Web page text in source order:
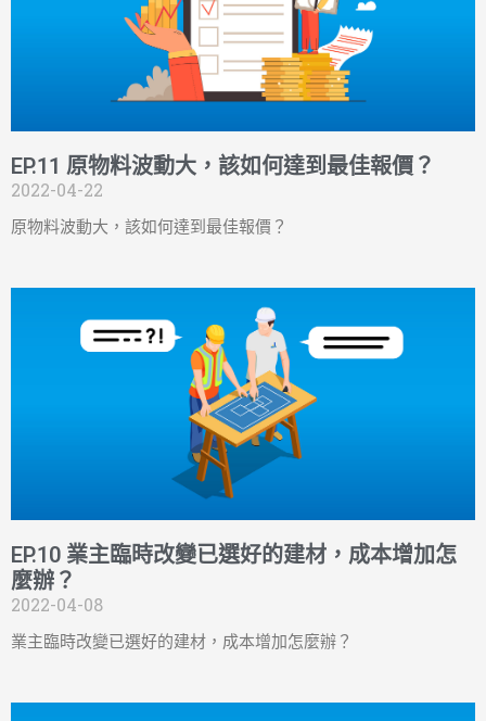
EP.11 原物料波動大，該如何達到最佳報價？
2022-04-22
原物料波動大，該如何達到最佳報價？
EP.10 業主臨時改變已選好的建材，成本增加怎
麼辦？
2022-04-08
業主臨時改變已選好的建材，成本增加怎麼辦？